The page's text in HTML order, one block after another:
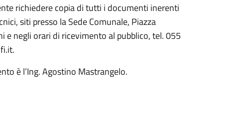
richiedere copia di tutti i documenti inerenti
siti presso la Sede Comunale, Piazza
e negli orari di ricevimento al pubblico, tel. 055
è l’Ing. Agostino Mastrangelo.